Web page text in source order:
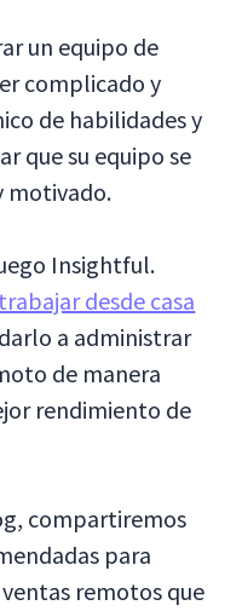
un equipo de
complicado y
de habilidades y
que su equipo se
motivado.
Insightful.
desde casa
a administrar
de manera
rendimiento de
compartiremos
para
remotos que